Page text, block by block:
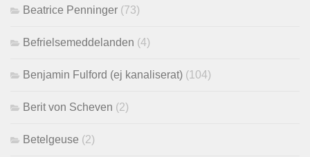
Beatrice Penninger (73)
Befrielsemeddelanden (4)
Benjamin Fulford (ej kanaliserat) (104)
Berit von Scheven (2)
Betelgeuse (2)